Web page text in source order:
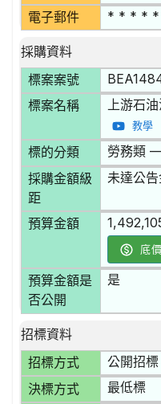
電子郵件 * * * * *
採購資料
標案案號
標案名稱 上游石
教學
標的分類 勞務類
採購金額級
距
未達公
預算金額
底
預算金額是
否公開
是
招標資料
招標方式
公開招標
決標方式 最低標